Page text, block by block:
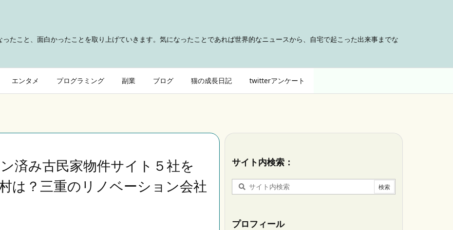
たこと、面白かったことを取り上げていきます。気になったことであれば世界的なニュースから、自宅で起こった出来事までな
エンタメ プログラミング 副業 ブログ 猫の成長日記 twitterアンケート
済み古民家物件サイト５社を
は？三重のリノベーション会社
サイト内検索：
プロフィール